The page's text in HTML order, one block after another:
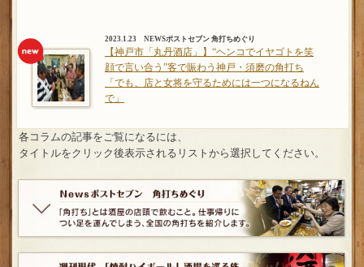
2023.1.23 NEWSポストセブン 角打ちめぐり
【神戸市「丸丹酒店」】“ヘンコでイヤゴトを笑
顔で言い合う”客で賑わう神戸・須磨の角打ち
「でも、店と女将を守るためには一つになるねん
で」
各コラムの記事をご覧になるには、
タイトルをクリック後表示されるリストから選択してください。